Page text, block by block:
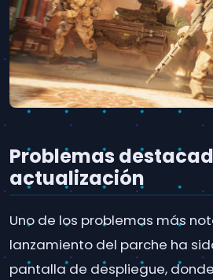
Problemas
actualización
Uno de los problemas más
lanzamiento del parche ha
pantalla de despliegue,